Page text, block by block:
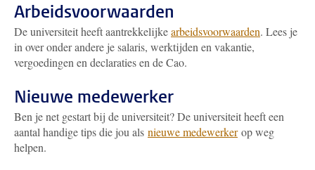
Arbeidsvoorwaarden
De universiteit heeft aantrekkelijkearbeidsvoorwaarden. Lees je
in over onder andere je salaris, werktijden en vakantie,
vergoedingen en declaraties en de Cao.
Nieuwe medewerker
Ben je net gestart bij de universiteit? De universiteit heeft een
aantal handige tips die jou als nieuwe medewerkerop weg
helpen.